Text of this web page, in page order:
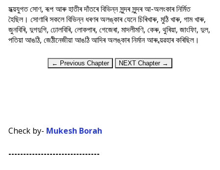
মধ্য়যুগত সোণ, ৰূপ আৰু হাতীৰ দাঁতৰে বিভিন্ন সুন্দৰ সুন্দৰ আ-অলংকাৰ নিৰ্মিত
হৈছিল। সোণাৰি সকলে বিভিন্ন ধৰণৰ অলঙ্কাৰ যেনে চিৰিখাৰু, মুঠি খাৰু, গাম খাৰু,
জুনবিৰি, দুগদুগি, ঢোলবিৰি, লোকপাৰ, গেজেৰা, মাদলীমণি, কেৰু, থুৰিয়া, জাংফাি, দুল,
পতিয়া আঙঠি, জেঠীনেজীয়া আঙঠি আদিৰ অলঙ্কাৰ নিৰ্মান আৰু ব্য়ৱহাৰ কৰিছিল।
← Previous Chapter NEXT Chapter →
Check by- Mukesh Borah
-------------------------------